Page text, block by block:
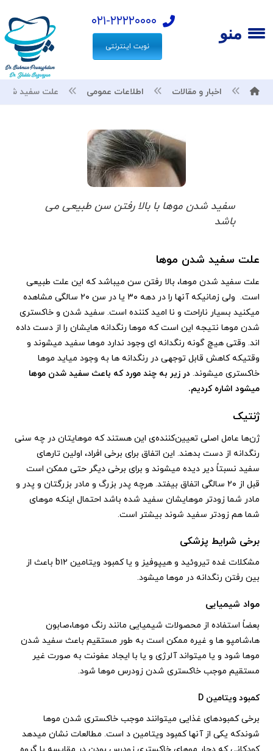
منو
۰۲۱-۲۲۲۲۰۰۰۰
نوبت اینترنتی
اخبار و مقالات اطلاعات عمومی علت سفید
سفید شدن موها با بالا رفتن سن طبیعی می
باشد
علت سفید شدن موها
علت سفید شدن موها، بالا رفتن سن میباشد که این علت طبیعی
است. ولی زمانیکه آنها را در دهه ۳۰ یا در سن ۲۰ سالگی مشاهده
میکنید بسیار ناراحت و نا امید کننده است. سفید شدن و خاکستری
شدن موها نتیجه این است که موها رنگدانه هایشان را از دست داده
اند. وقتی هیچ گونه رنگدانه ای وجود ندارد موها سفید میشوند و
وقتیکه کاهش قابل توجهی در رنگدانه ها به وجود میاید موها
خاکستری میشوند.در زیر به چند مورد که باعث سفید شدن موها
میشود اشاره کردیم.
ژنتیک
ژن‌ها عامل اصلی تعیین‌کننده‌ی این هستند که موهایتان در چه سنی
رنگدانه از دست بدهند. این اتفاق برای برخی افراد، اولین تارهای
سفید نسبتاً دیر دیده میشوند و برای برخی دیگر حتی ممکن است
قبل از ۲۰ سالگی اتفاق بیفتد. هرچه پدر بزرگ و مادر بزرگتان و پدر و
مادر شما زودتر موهایشان سفید شده باشد احتمال اینکه موهای
شما هم زودتر سفید شوند بیشتر است.
برخی شرایط پزشکی
مشکلات غده تیروئید و هیپوفیز و یا کمبود ویتامین b۱۲ باعث از
بین رفتن رنگدانه در موها میشود.
مواد شیمیایی
بعضاً استفاده از محصولات شیمیایی مانند رنگ موها،صابون
ها،شامپو ها و غیره ممکن است به طور مستقیم باعث سفید شدن
موها شود و یا میتواند آلرژی و یا با ایجاد عفونت به صورت غیر
مستقیم موجب خاکستری شدن زودرس موها شود.
کمبود ویتامین D
برخی کمبودهای غذایی میتوانند موجب خاکستری شدن موها
شوندکه یکی از آنها کمبود ویتامین د است. مطالعات نشان میدهد